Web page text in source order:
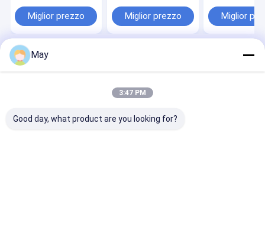
Dimmable 5.8GHz
che mette MC083V
Miglior prezzo
MC083V
Miglior prezzo Miglior
Mappa del sito
Privacy Policy
Sensore di moto di microondaFabbrica cinese.Copyright ©
2026 Shenzhen Merrytek Technology Co., Ltd.. All Rights Reserved.
May
3:47 PM
Good day, what product are you looking for?